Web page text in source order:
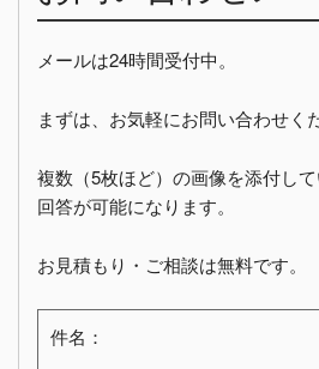
メールは24時間受付中。
まずは、お気軽にお問い合わせく
複数（5枚ほど）の画像を添付し
回答が可能になります。
お見積もり・ご相談は無料です。
件名：